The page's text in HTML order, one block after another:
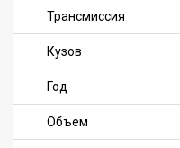
Трансмиссия
Кузов
Год
Объем